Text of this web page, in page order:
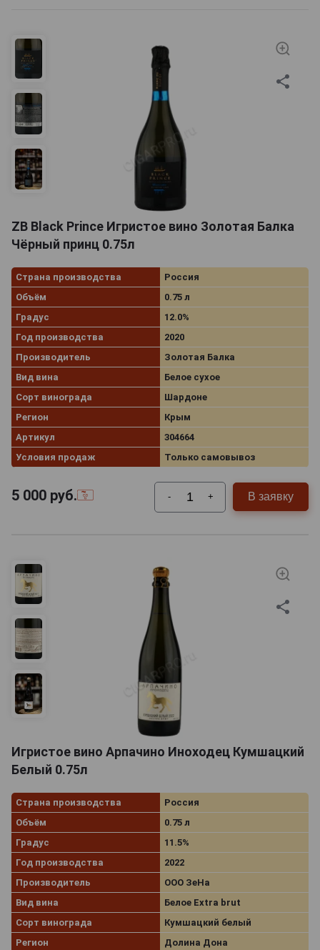
бутылки объемом 0,75 литра этот алкоголь
представлен как вполне доступными по цене
разновидностями, так и премиальными сортами. В
последние годы отечественные производители
белых игристых вин все чаще выбирают для
собственной продукции нестандартные объемы
бутылок: от миньонов объемом 200 мл, до 9-
литровых салманазаров, дарить которые на юбилей
становится знаком хорошего вкуса.
ZB Black Prince Игристое вино Золотая Балка
Чёрный принц 0.75л
Страна производства
Россия
Объём
0.75 л
Градус
12.0%
Год производства
2020
Производитель
Золотая Балка
Вид вина
Белое сухое
Сорт винограда
Шардоне
Регион
Крым
Артикул
304664
Условия продаж
Только самовывоз
5 000 руб. - + В заявку
Игристое вино Арпачино Иноходец Кумшацкий
Белый 0.75л
Страна производства
Россия
Объём
0.75 л
Градус
11.5%
Год производства
2022
Производитель
ООО ЗеНа
Вид вина
Белое Extra brut
Сорт винограда
Кумшацкий белый
Регион
Долина Дона